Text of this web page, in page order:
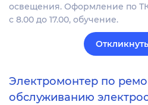
освещения. Оформление по
с 8.00 до 17.00, обучение.
Электромонтер по
обслуживанию